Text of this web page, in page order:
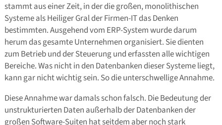
stammt aus einer Zeit, in der die großen, monolithischen
Systeme als Heiliger Gral der Firmen-IT das Denken
bestimmten. Ausgehend vom ERP-System wurde darum
herum das gesamte Unternehmen organisiert. Sie dienten
zum Betrieb und der Steuerung und erfassten alle wichtigen
Bereiche. Was nicht in den Datenbanken dieser Systeme liegt,
kann gar nicht wichtig sein. So die unterschwellige Annahme.
Diese Annahme war damals schon falsch. Die Bedeutung der
unstrukturierten Daten außerhalb der Datenbanken der
großen Software-Suiten hat seitdem aber noch stark